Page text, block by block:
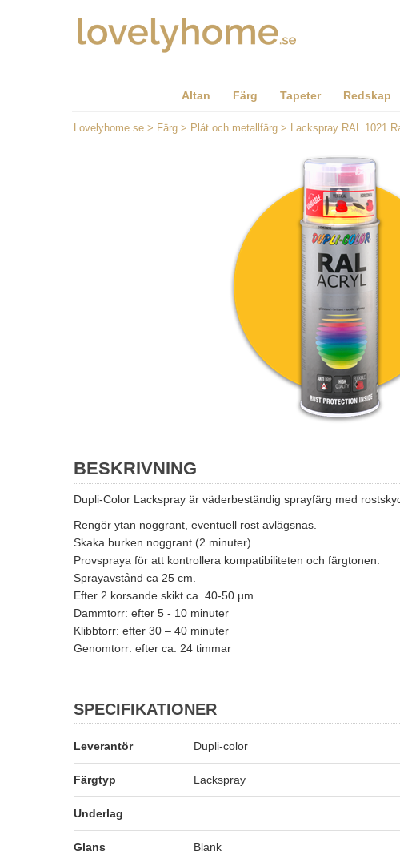
Altan Färg Tapeter Redskap
Lovelyhome.se > Färg > Plåt och metallfärg > Lackspray RAL 1021
BESKRIVNING
Dupli-Color Lackspray är väderbeständig sprayfärg med
Rengör ytan noggrant, eventuell rost avlägsnas.
Skaka burken noggrant (2 minuter).
Provspraya för att kontrollera kompatibiliteten och färgtonen.
Sprayavstånd ca 25 cm.
Efter 2 korsande skikt ca. 40-50 µm
Dammtorr: efter 5 - 10 minuter
Klibbtorr: efter 30 – 40 minuter
Genomtorr: efter ca. 24 timmar
SPECIFIKATIONER
Leverantör Dupli-color
Färgtyp Lackspray
Underlag
Glans Blank